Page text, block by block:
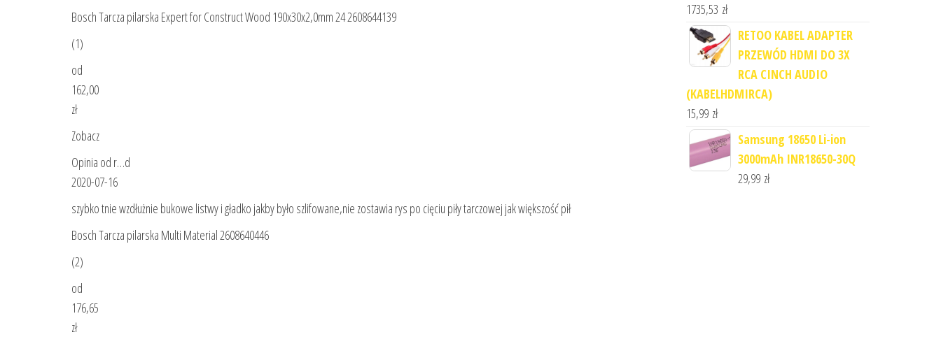
Bosch Tarcza pilarska Expert for Construct Wood 190x30x2,0mm 24 2608644139
(1)
od
162,00
zł
Zobacz
Opinia od r…d
2020-07-16
szybko tnie wzdłużnie bukowe listwy i gładko jakby było szlifowane,nie zostawia rys po cięciu piły tarczowej jak większość pił
Bosch Tarcza pilarska Multi Material 2608640446
(2)
od
176,65
zł
1735,53 zł
RETOO KABEL ADAPTER
PRZEWÓD HDMI DO 3X
RCA CINCH AUDIO
(KABELHDMIRCA)
15,99 zł
Samsung 18650 Li-ion
3000mAh INR18650-30Q
29,99 zł